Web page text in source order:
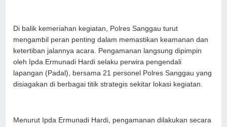
Di balik kemeriahan kegiatan, Polres Sanggau turut
mengambil peran penting dalam memastikan keamanan dan
ketertiban jalannya acara. Pengamanan langsung dipimpin
oleh Ipda Ermunadi Hardi selaku perwira pengendali
lapangan (Padal), bersama 21 personel Polres Sanggau yang
disiagakan di berbagai titik strategis sekitar lokasi kegiatan.
Menurut Ipda Ermunadi Hardi, pengamanan dilakukan secara